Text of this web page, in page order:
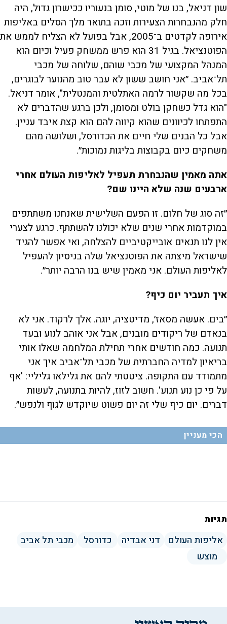
שון דניאל, בנו של מוטי, סומן בנעוריו ככישרון גדול, היה
חלק מהנבחרות הצעירות וזכה בתואר מלך הסלים באליפות
אירופה לקדטים ב־2005, אבל בפועל לא הצליח לממש את
הפוטנציאל. בגיל 31 הוא פרש ממשחק פעיל וכיום הוא
המנהל המקצועי של מכבי שוהם, שלוחה של מכבי
תל־אביב. ״אני חושב ששון לא עבר טוב מהנוער לבוגרים,
בכל מה שקשור לרמה האתלטית והמנטלית", אומר דניאל.
"הוא גדל כשחקן בולט ומסומן, ולכן ברגע שהדברים לא
התפתחו לכיוונים שהוא קיווה להם הוא קצת איבד עניין.
אבל כל הבנים שלי חיים את הכדורסל, ושלושה מהם
משחקים כיום בקבוצות בליגות נמוכות״.
אתה מאמין שהנבחרת תעפיל לאליפות העולם אחרי
ארבעים שנה שלא היינו שם?
״זה סוג של חלום. זו הפעם השלישית שאנחנו משתתפים
במוקדמות אחרי שנים שלא יכולנו להשתתף. כרגע לצערי
אין לנו תנאים אובייקטיביים להצלחה, ואי אפשר להגיד
שישראל מיצתה את הפוטנציאל שלה בניסיון להעפיל
לאליפות העולם. אני מאמין שיש בנו הרבה יותר״.
איך תעביר יום כיף?
״בים. אעשה מסאז׳, מדיטציה, יוגה. אלך לרקוד. אני לא
בנאדם של ריקודים מובנים, אבל אני אוהב לנוע ובעד
תנועה. כמה חודשים אחרי תחילת המלחמה שאלו אותי
בריאיון למדיה החברתית של מכבי תל־אביב איך אני
מתמודד עם התקופה. ציטטתי להם את גלילאו גליליי: 'אף
על פי כן נוע תנוע'. חשוב לזוז, להיות בתנועה, לעשות
דברים. יום כיף שלי זה יום פשוט שיוקדש לגוף ולנפש״.
הכי מעניין
תגיות
אליפות העולם דני אבדיה כדורסל
מכבי תל אביב
מוצש